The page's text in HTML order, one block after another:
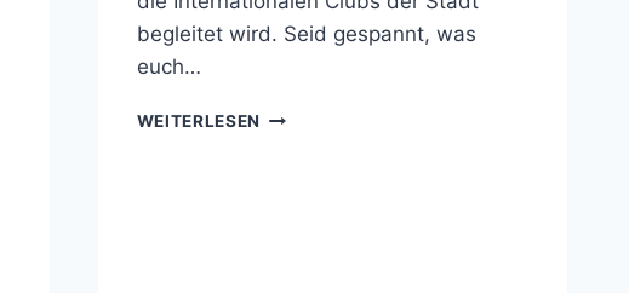
begleitet wird. Seid gespannt, was
euch…
WEITERLESEN EUROPATAG